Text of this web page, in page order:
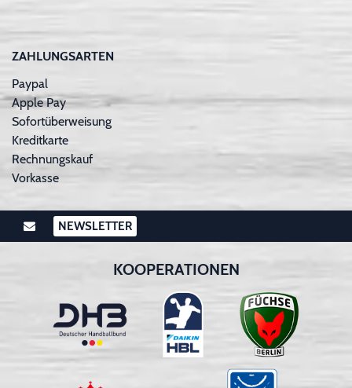
ZAHLUNGSARTEN
Paypal
Apple Pay
Sofortüberweisung
Kreditkarte
Rechnungskauf
Vorkasse
NEWSLETTER
KOOPERATIONEN